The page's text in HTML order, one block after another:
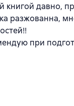
книгой давно,
разжованна,
при